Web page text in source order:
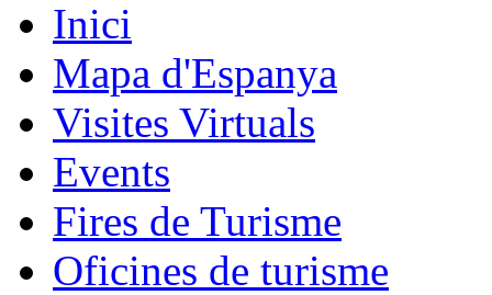
Inici
Mapa d'Espanya
Visites Virtuals
Events
Fires de Turisme
Oficines de turisme